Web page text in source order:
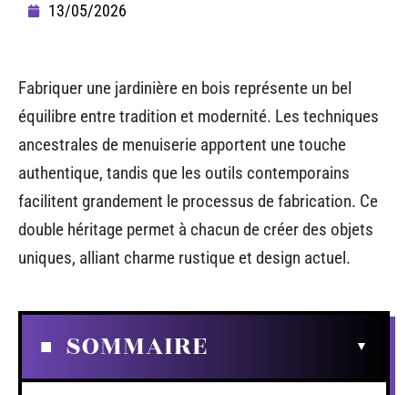
13/05/2026
Fabriquer une jardinière en bois représente un bel
équilibre entre tradition et modernité. Les techniques
ancestrales de menuiserie apportent une touche
authentique, tandis que les outils contemporains
facilitent grandement le processus de fabrication. Ce
double héritage permet à chacun de créer des objets
uniques, alliant charme rustique et design actuel.
SOMMAIRE